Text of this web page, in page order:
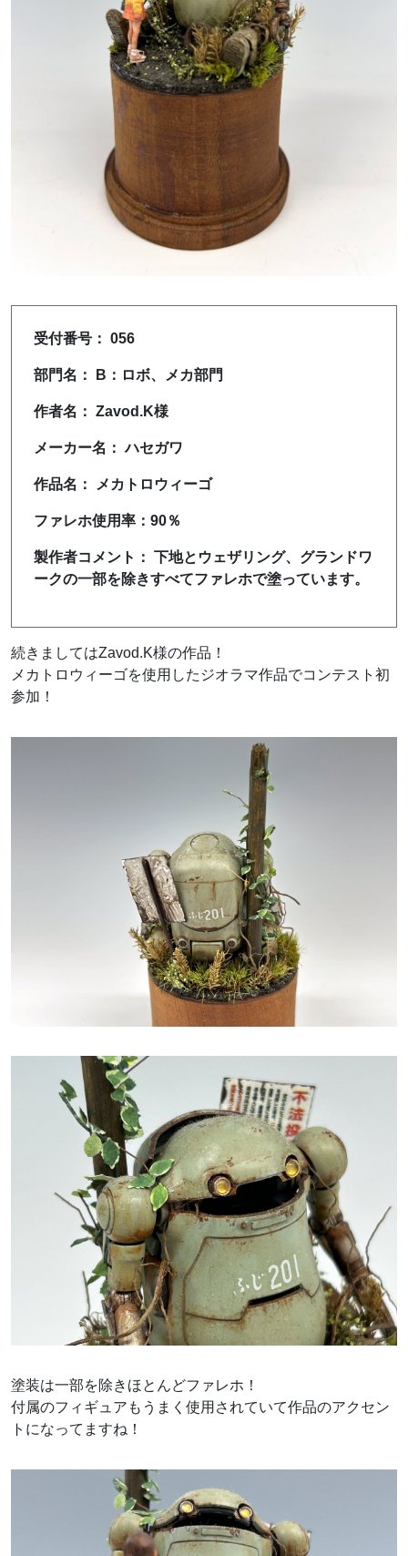
受付番号： 056
部門名： B：ロボ、メカ部門
作者名： Zavod.K様
メーカー名： ハセガワ
作品名： メカトロウィーゴ
ファレホ使用率：90％
製作者コメント： 下地とウェザリング、グランドワ
ークの一部を除きすべてファレホで塗っています。
続きましてはZavod.K様の作品！
メカトロウィーゴを使用したジオラマ作品でコンテスト初
参加！
塗装は一部を除きほとんどファレホ！
付属のフィギュアもうまく使用されていて作品のアクセン
トになってますね！